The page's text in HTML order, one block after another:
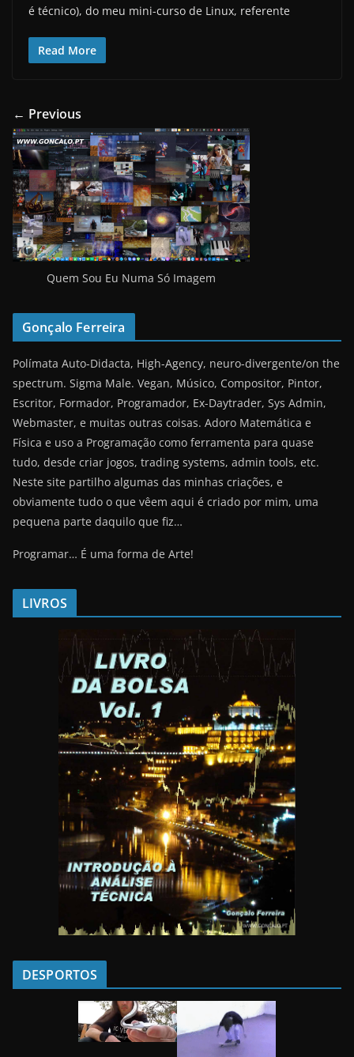
é técnico), do meu mini-curso de Linux, referente
Read More
← Previous
Quem Sou Eu Numa Só Imagem
Gonçalo Ferreira
Polímata Auto-Didacta, High-Agency, neuro-divergente/on the
spectrum. Sigma Male. Vegan, Músico, Compositor, Pintor,
Escritor, Formador, Programador, Ex-Daytrader, Sys Admin,
Webmaster, e muitas outras coisas. Adoro Matemática e
Física e uso a Programação como ferramenta para quase
tudo, desde criar jogos, trading systems, admin tools, etc.
Neste site partilho algumas das minhas criações, e
obviamente tudo o que vêem aqui é criado por mim, uma
pequena parte daquilo que fiz…
Programar… É uma forma de Arte!
LIVROS
DESPORTOS